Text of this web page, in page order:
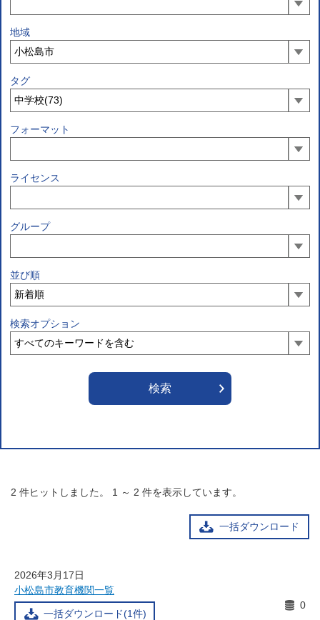
地域
タグ
フォーマット
ライセンス
グループ
並び順
検索オプション
2 件ヒットしました。 1 ～ 2 件を表示しています。
一括ダウンロード
2026年3月17日
小松島市教育機関一覧
一括ダウンロード(1件)
0